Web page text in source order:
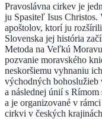
Pravoslávna cirkev je
ju Spasiteľ Isus
apoštolov, ktorí ju
Slovenska jej história
Metoda na Veľkú
pozvanie moravského
neskoršiemu vyhnaniu
východných
a následnej únií s Rímom
a je organizované v
cirkvi v českých